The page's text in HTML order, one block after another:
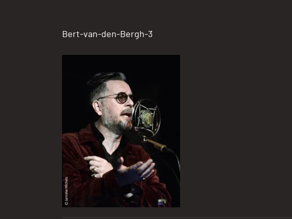
Bert-van-den-Bergh-3